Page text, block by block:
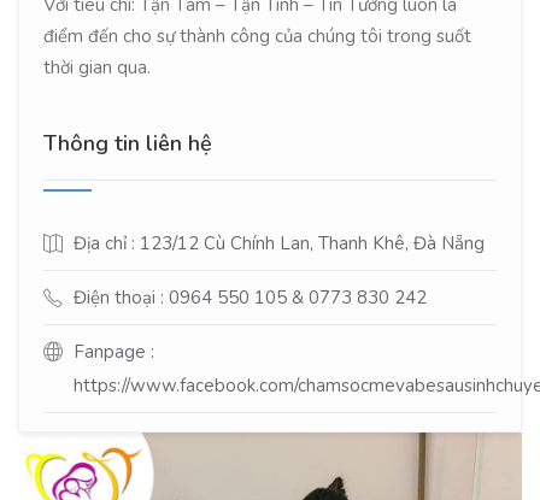
Với tiêu chí: Tận Tâm – Tận Tình – Tin Tưởng luôn là
điểm đến cho sự thành công của chúng tôi trong suốt
thời gian qua.
Thông tin liên hệ
Địa chỉ : 123/12 Cù Chính Lan, Thanh Khê, Đà Nẵng
Điện thoại : 0964 550 105 & 0773 830 242
Fanpage :
https://www.facebook.com/